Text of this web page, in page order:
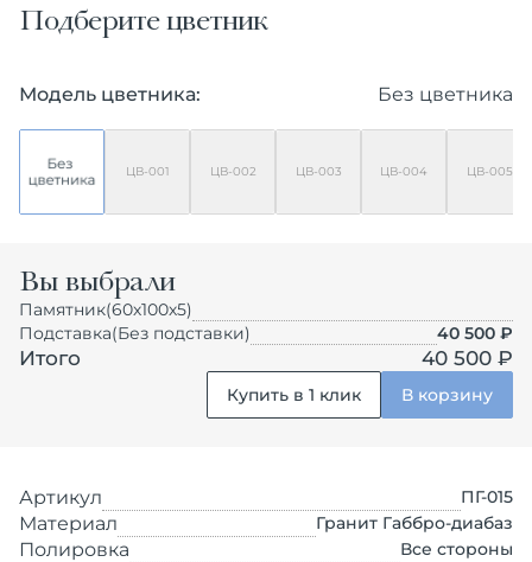
Подберите цветник
Модель цветника: Без цветника
ЦВ-001 ЦВ-002 ЦВ-003 ЦВ-004 ЦВ-005
Вы выбрали
Памятник(60х100х5)
Подставка(Без подставки) 40 500 ₽
Итого 40 500 ₽
Купить в 1 клик В корзину
Артикул ПГ-015
Материал Гранит Габбро-диабаз
Полировка Все стороны